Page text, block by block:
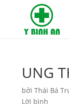
UNG
bởi Thái Bá
Lời bình